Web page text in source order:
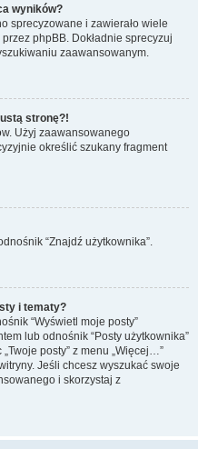
wyników?
sprecyzowane i zawierało wiele
phpBB. Dokładnie sprecyzuj
zaawansowanym.
stronę?!
Użyj zaawansowanego
określić szukany fragment
“Znajdź użytkownika”.
i tematy?
“Wyświetl moje posty”
lub odnośnik “Posty użytkownika”
posty” z menu „Więcej…”
Jeśli chcesz wyszukać swoje
i skorzystaj z